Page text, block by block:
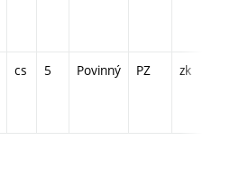
cs 5 Povinný PZ zk